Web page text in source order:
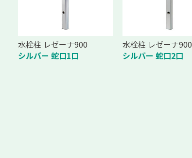
水栓柱 レゼーナ900
シルバー 蛇口1口
水栓柱 レゼーナ900
シルバー 蛇口2口